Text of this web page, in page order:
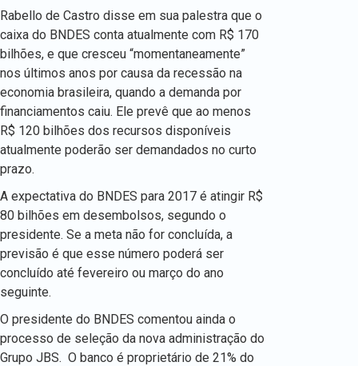
Rabello de Castro disse em sua palestra que o
caixa do BNDES conta atualmente com R$ 170
bilhões, e que cresceu “momentaneamente”
nos últimos anos por causa da recessão na
economia brasileira, quando a demanda por
financiamentos caiu. Ele prevê que ao menos
R$ 120 bilhões dos recursos disponíveis
atualmente poderão ser demandados no curto
prazo.
A expectativa do BNDES para 2017 é atingir R$
80 bilhões em desembolsos, segundo o
presidente. Se a meta não for concluída, a
previsão é que esse número poderá ser
concluído até fevereiro ou março do ano
seguinte.
O presidente do BNDES comentou ainda o
processo de seleção da nova administração do
Grupo JBS. O banco é proprietário de 21% do